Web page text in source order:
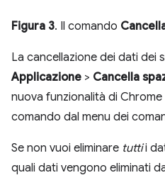
Figura 3. Il comando
La cancellazione dei dati dei
Applicazione > Cancella
nuova funzionalità di
comando dal menu dei
Se non vuoi eliminare tuttii
quali dati vengono eliminati